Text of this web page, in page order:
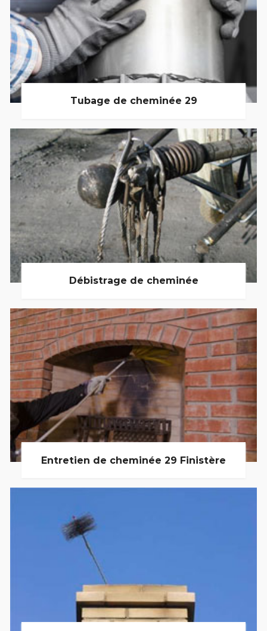
Tubage de cheminée 29
Débistrage de cheminée
Entretien de cheminée 29 Finistère